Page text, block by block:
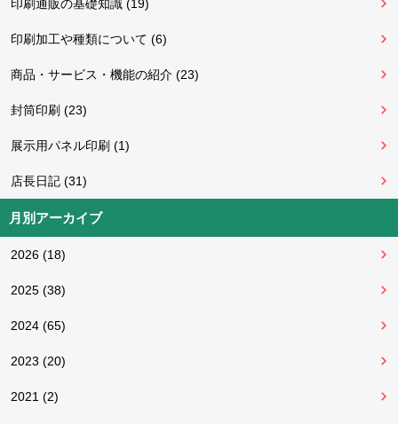
印刷通販の基礎知識 (19)
印刷加工や種類について (6)
商品・サービス・機能の紹介 (23)
封筒印刷 (23)
展示用パネル印刷 (1)
店長日記 (31)
月別アーカイブ
2026 (18)
2025 (38)
2024 (65)
2023 (20)
2021 (2)